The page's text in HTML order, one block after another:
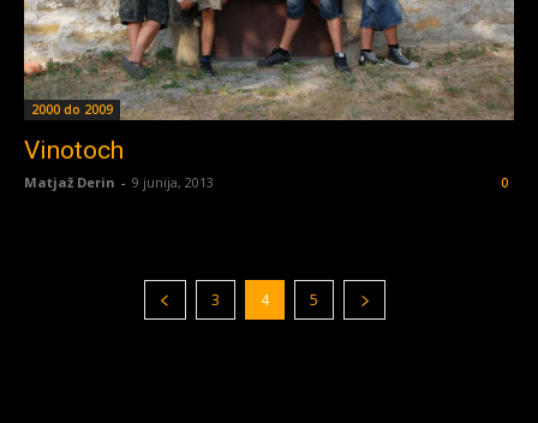
2000 do 2009
Vinotoch
Matjaž Derin - 9 junija, 2013 0
3 4 5